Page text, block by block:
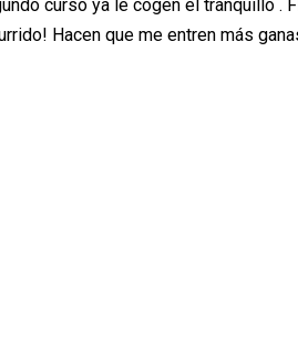
curso ya le cogen el tranquillo .
Hacen que me entren más